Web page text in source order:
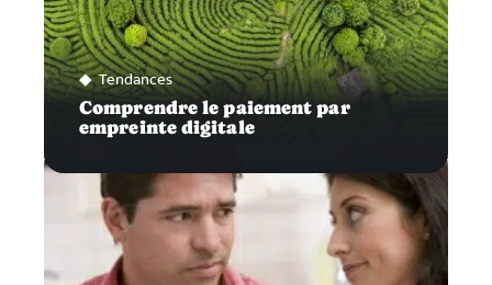
Tendances
Comprendre le paiement par
empreinte digitale